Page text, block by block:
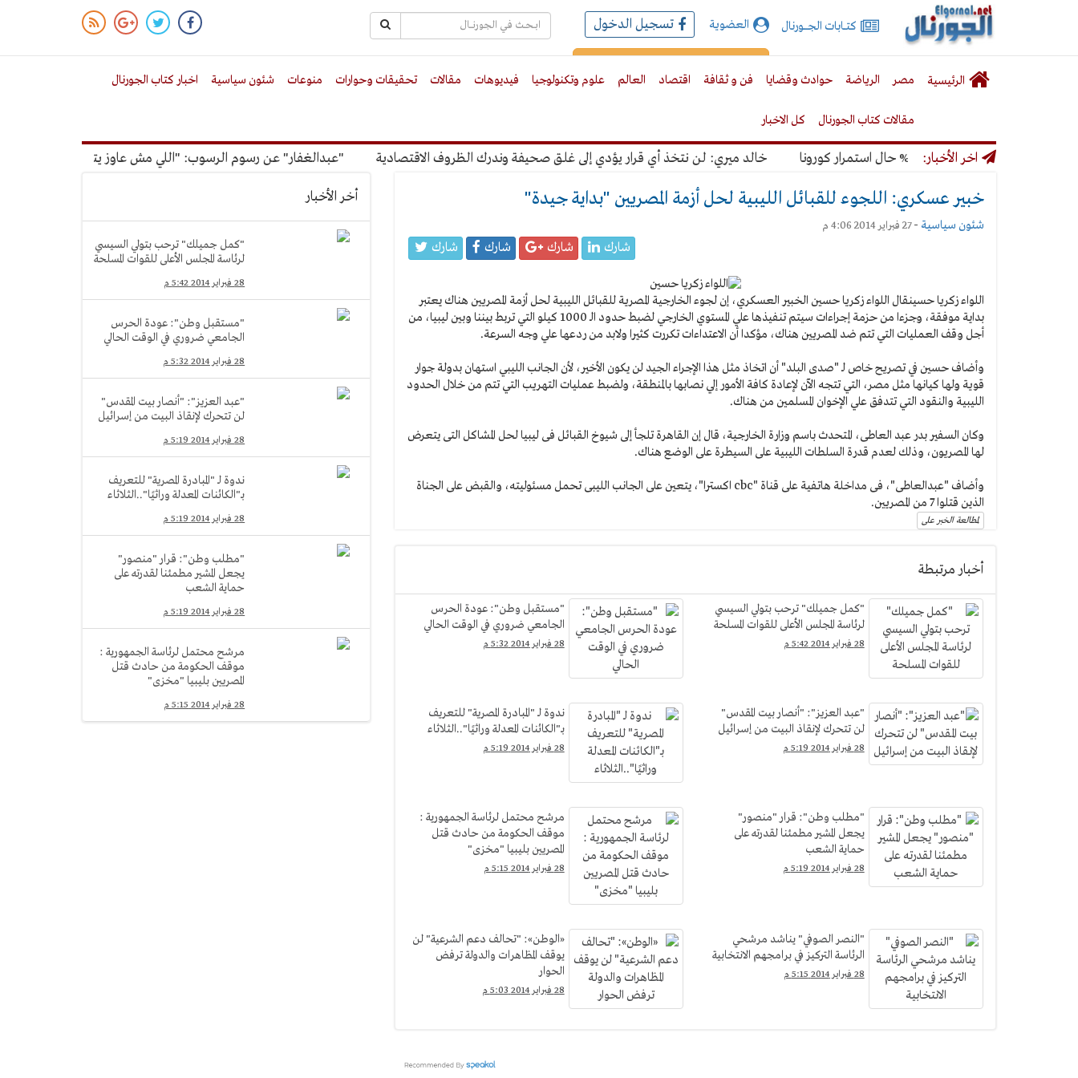
الجورنال
نت
كتـــابات الجـــــورنال العضوية تسجيل الدخول
الرئيسية مصر الرياضة حوادث وقضايا فن و ثقافة اقتصاد العالم علوم وتكنولوجيا فيديوهات مقالات تحقيقات وحوارات منوعات شئون سياسية اخبار كتاب الجورنال
مقالات كتاب الجورنال كل الاخبار
اخر الأخبار:بنسبة 50% حال استمرار كورونا خالد ميري: لن نتخذ أي قرار يؤدي إلى غلق صحيفة وندرك الظروف الاقتصادية "عبدالغفار" عن رسوم الرسوب: "اللي مش عاوز يتعلم ملوش مجانية"
خبير عسكري: اللجوء للقبائل الليبية لحل أزمة المصريين "بداية جيدة"
شئون سياسية -27 فبراير 2014 4:06 م
شارك شارك شارك شارك
اللواء زكريا حسينقال اللواء زكريا حسين الخبير العسكري، إن لجوء الخارجية المصرية للقبائل الليبية لحل أزمة المصريين هناك يعتبر
بداية موفقة، وجزءا من حزمة إجراءات سيتم تنفيذها علي المستوي الخارجي لضبط حدود الـ 1000 كيلو التي تربط بيننا وبين ليبيا، من
أجل وقف العمليات التي تتم ضد المصريين هناك، مؤكدا أن الاعتداءات تكررت كثيرا ولابد من ردعها علي وجه السرعة.
وأضاف حسين في تصريح خاص لـ "صدى البلد" أن اتخاذ مثل هذا الإجراء الجيد لن يكون الأخير، لأن الجانب الليبي استهان بدولة جوار
قوية ولها كيانها مثل مصر، التي تتجه الآن لإعادة كافة الأمور إلي نصابها بالمنطقة، ولضبط عمليات التهريب التي تتم من خلال الحدود
الليبية والنقود التي تتدفق علي الإخوان المسلمين من هناك.
وكان السفير بدر عبد العاطى، المتحدث باسم وزارة الخارجية، قال إن القاهرة تلجأ إلى شيوخ القبائل فى ليبيا لحل المشاكل التى يتعرض
لها المصريون، وذلك لعدم قدرة السلطات الليبية على السيطرة على الوضع هناك.
وأضاف "عبدالعاطى"، فى مداخلة هاتفية على قناة "cbc اكسترا"، يتعين على الجانب الليبى تحمل مسئوليته، والقبض على الجناة
الذين قتلوا 7 من المصريين.
لمطالعة الخبر على
أخبار مرتبطة
"كمل جميلك" ترحب بتولي السيسي
لرئاسة المجلس الأعلى للقوات المسلحة
28 فبراير 2014 5:42 م
"مستقبل وطن": عودة الحرس
الجامعي ضروري في الوقت الحالي
28 فبراير 2014 5:32 م
"عبد العزيز": "أنصار بيت المقدس"
لن تتحرك لإنقاذ البيت من إسرائيل
28 فبراير 2014 5:19 م
ندوة لـ "المبادرة المصرية" للتعريف
بـ"الكائنات المعدلة وراثيًا"..الثلاثاء
28 فبراير 2014 5:19 م
"مطلب وطن": قرار "منصور"
يجعل المشير مطمئنا لقدرته على
حماية الشعب
28 فبراير 2014 5:19 م
مرشح محتمل لرئاسة الجمهورية :
موقف الحكومة من حادث قتل
المصريين بليبيا "مخزى"
28 فبراير 2014 5:15 م
"النصر الصوفي" يناشد مرشحي
الرئاسة التركيز في برامجهم الانتخابية
28 فبراير 2014 5:15 م
«الوطن»: "تحالف دعم الشرعية" لن
يوقف المظاهرات والدولة ترفض
الحوار
28 فبراير 2014 5:03 م
أخر الأخبار
"كمل جميلك" ترحب بتولي السيسي
لرئاسة المجلس الأعلى للقوات المسلحة
28 فبراير 2014 5:42 م
"مستقبل وطن": عودة الحرس
الجامعي ضروري في الوقت الحالي
28 فبراير 2014 5:32 م
"عبد العزيز": "أنصار بيت المقدس"
لن تتحرك لإنقاذ البيت من إسرائيل
28 فبراير 2014 5:19 م
ندوة لـ "المبادرة المصرية" للتعريف
بـ"الكائنات المعدلة وراثيًا"..الثلاثاء
28 فبراير 2014 5:19 م
"مطلب وطن": قرار "منصور"
يجعل المشير مطمئنا لقدرته على
حماية الشعب
28 فبراير 2014 5:19 م
مرشح محتمل لرئاسة الجمهورية :
موقف الحكومة من حادث قتل
المصريين بليبيا "مخزى"
28 فبراير 2014 5:15 م